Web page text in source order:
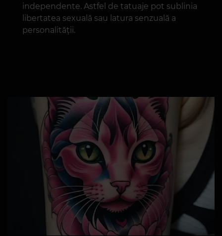
independente. Astfel de tatuaje pot sublinia
libertatea sexuală sau latura senzuală a
personalității.